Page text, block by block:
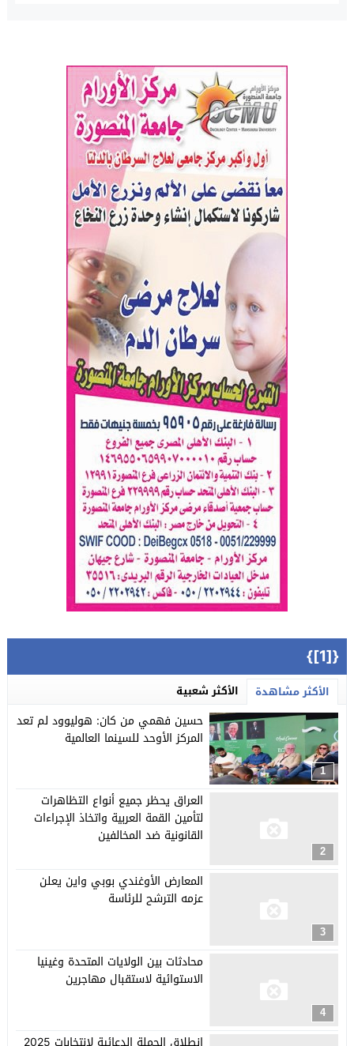
{[1]}
الأكثر مشاهدة الأكثر شعبية
1
حسين فهمي من كان: هوليوود لم تعد
المركز الأوحد للسينما العالمية
2
العراق يحظر جميع أنواع التظاهرات
لتأمين القمة العربية واتخاذ الإجراءات
القانونية ضد المخالفين
3
المعارض الأوغندي بوبي واين يعلن
عزمه الترشح للرئاسة
4
محادثات بين الولايات المتحدة وغينيا
الاستوائية لاستقبال مهاجرين